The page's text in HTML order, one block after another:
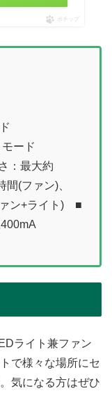
ポチップ
ード
：最大約
(ファン)、
ァン+ライト) ■
ライト兼ファン
で様々な場所にセ
気になる方はぜひ